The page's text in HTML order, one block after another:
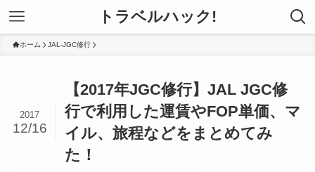
トラベルハック!
ホーム JAL-JGC修行
【2017年JGC修行】JAL JGC修
行で利用した運賃やFOP単価、マ
イル、旅程などをまとめてみ
た！
2017
12/16